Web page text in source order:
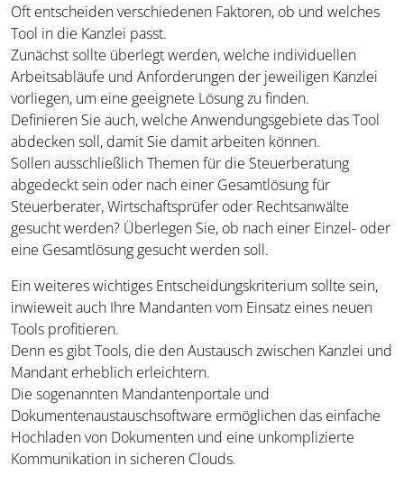
Oft entscheiden verschiedenen Faktoren, ob und welches
Tool in die Kanzlei passt.
Zunächst sollte überlegt werden, welche individuellen
Arbeitsabläufe und Anforderungen der jeweiligen Kanzlei
vorliegen, um eine geeignete Lösung zu finden.
Definieren Sie auch, welche Anwendungsgebiete das Tool
abdecken soll, damit Sie damit arbeiten können.
Sollen ausschließlich Themen für die Steuerberatung
abgedeckt sein oder nach einer Gesamtlösung für
Steuerberater, Wirtschaftsprüfer oder Rechtsanwälte
gesucht werden? Überlegen Sie, ob nach einer Einzel- oder
eine Gesamtlösung gesucht werden soll.
Ein weiteres wichtiges Entscheidungskriterium sollte sein,
inwieweit auch Ihre Mandanten vom Einsatz eines neuen
Tools profitieren.
Denn es gibt Tools, die den Austausch zwischen Kanzlei und
Mandant erheblich erleichtern.
Die sogenannten Mandantenportale und
Dokumentenaustauschsoftware ermöglichen das einfache
Hochladen von Dokumenten und eine unkomplizierte
Kommunikation in sicheren Clouds.